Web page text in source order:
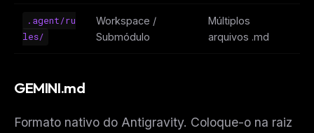
.agent/ru
les/
Workspace /
Submódulo
Múltiplos
arquivos .md
GEMINI.md
Formato nativo do Antigravity. Coloque-o na raiz